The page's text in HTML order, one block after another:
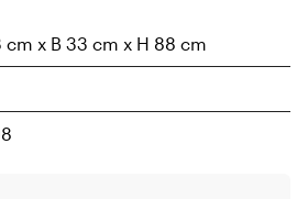
cm x B 33 cm x H 88 cm